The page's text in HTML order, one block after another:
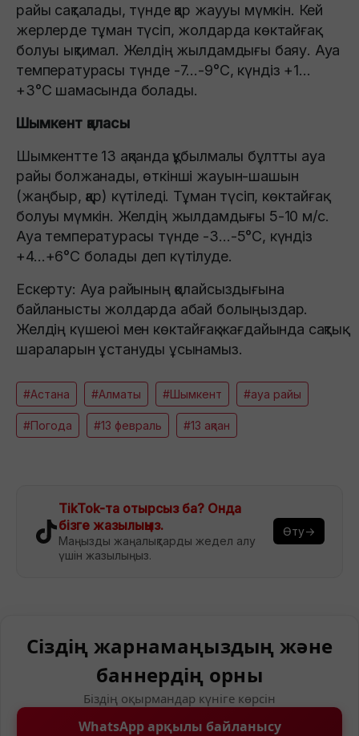
райы сақталады, түнде қар жаууы мүмкін. Кей
жерлерде тұман түсіп, жолдарда көктайғақ
болуы ықтимал. Желдің жылдамдығы баяу. Ауа
температурасы түнде -7…-9°C, күндіз +1…
+3°C шамасында болады.
Шымкент қаласы
Шымкентте 13 ақпанда құбылмалы бұлтты ауа
райы болжанады, өткінші жауын-шашын
(жаңбыр, қар) күтіледі. Тұман түсіп, көктайғақ
болуы мүмкін. Желдің жылдамдығы 5-10 м/с.
Ауа температурасы түнде -3…-5°C, күндіз
+4…+6°C болады деп күтілуде.
Ескерту: Ауа райының қолайсыздығына
байланысты жолдарда абай болыңыздар.
Желдің күшеюі мен көктайғақ жағдайында сақтық
шараларын ұстануды ұсынамыз.
#Астана #Алматы #Шымкент #ауа райы
#Погода #13 февраль #13 ақпан
TikTok-та отырсыз ба? Онда
бізге жазылыңыз.
Маңызды жаңалықтарды жедел алу
үшін жазылыңыз.
Өту→
Сіздің жарнамаңыздың және
баннердің орны
Біздің оқырмандар күніге көрсін
WhatsApp арқылы байланысу